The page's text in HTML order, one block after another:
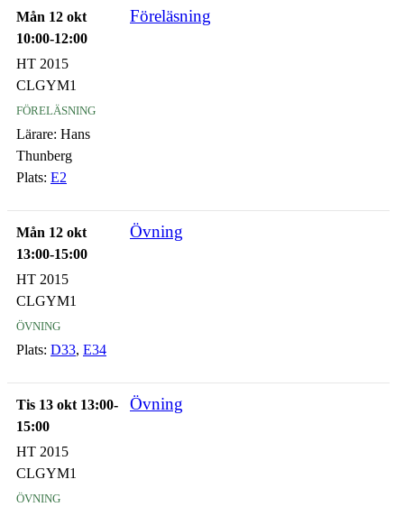
Mån 12 okt
10:00-12:00
Föreläsning
HT 2015
CLGYM1
föreläsning
Lärare: Hans
Thunberg
Plats: E2
Mån 12 okt
13:00-15:00
Övning
HT 2015
CLGYM1
övning
Plats: D33, E34
Tis 13 okt 13:00-
15:00
Övning
HT 2015
CLGYM1
övning